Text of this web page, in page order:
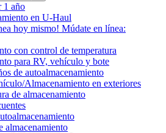
1 año
en U-Haul
hoy mismo! Múdate en línea:
con control de temperatura
para RV, vehículo y bote
de autoalmacenamiento
Almacenamiento en exteriores
de almacenamiento
almacenamiento